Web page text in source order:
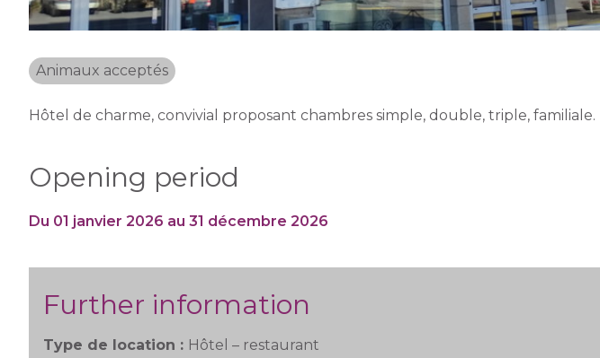
Animaux acceptés
Hôtel de charme, convivial proposant chambres simple, double, triple, familiale.
Opening period
Du 01 janvier 2026 au 31 décembre 2026
Further information
Type de location : Hôtel – restaurant